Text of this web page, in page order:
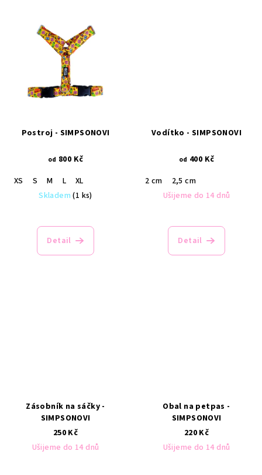
Postroj - SIMPSONOVI
od 800 Kč
XS
S M L
XL
Skladem(1 ks)
Detail
Vodítko - SIMPSONOVI
od 400 Kč
2 cm
2,5 cm
Ušijeme do 14 dnů
Detail
Zásobník na sáčky -
SIMPSONOVI
250 Kč
Ušijeme do 14 dnů
Obal na petpas -
SIMPSONOVI
220 Kč
Ušijeme do 14 dnů